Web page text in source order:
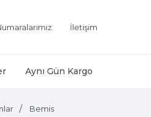
İletişim
Aynı Gün Kargo
Bemis